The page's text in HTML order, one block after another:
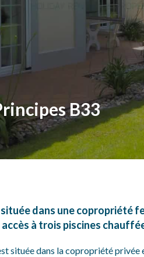
B33
dans une copropriété
à trois piscines
située dans la copropriété privée